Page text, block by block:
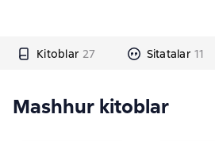
Kitoblar 27 Sitatalar 11
Mashhur kitoblar